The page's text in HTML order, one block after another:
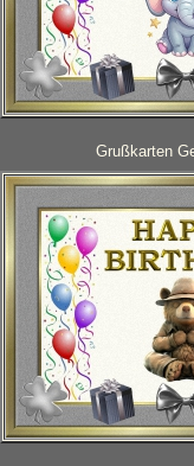
Grußkarten